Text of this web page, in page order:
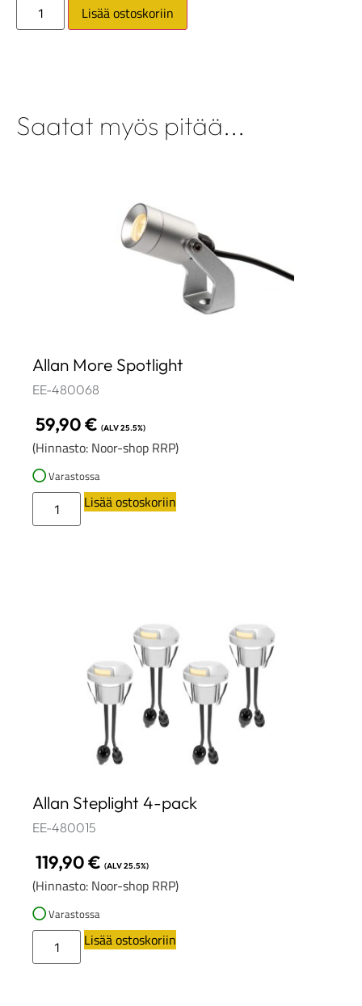
Lisää ostoskoriin
Saatat myös pitää...
Allan More Spotlight
EE-480068
59,90€ (ALV 25.5%)
(Hinnasto: Noor-shop RRP)
Varastossa
Lisää ostoskoriin
Allan Steplight 4-pack
EE-480015
119,90€ (ALV 25.5%)
(Hinnasto: Noor-shop RRP)
Varastossa
Lisää ostoskoriin